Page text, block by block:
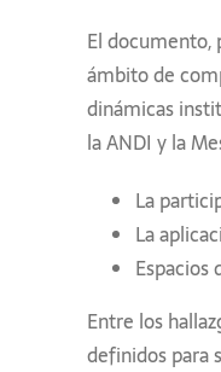
El documento,
ámbito de
dinámicas
la ANDI y la
La
La
Espacios
Entre los
definidos para